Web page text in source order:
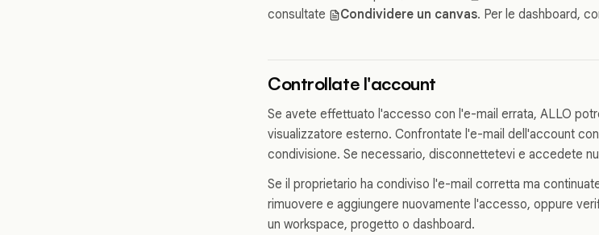
consultate
Condividere un canvas. Per le dashboard,
Controllate l'account
Se avete effettuato l'accesso con l'e-mail errata, ALLO
visualizzatore esterno. Confrontate l'e-mail dell'account
condivisione. Se necessario, disconnettetevi e accedete
Se il proprietario ha condiviso l'e-mail corretta ma
rimuovere e aggiungere nuovamente l'accesso, oppure
un workspace, progetto o dashboard.